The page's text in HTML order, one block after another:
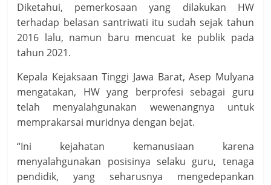
Diketahui, pemerkosaan yang dilakukan HW
terhadap belasan santriwati itu sudah sejak tahun
2016 lalu, namun baru mencuat ke publik pada
tahun 2021.
Kepala Kejaksaan Tinggi Jawa Barat, Asep Mulyana
mengatakan, HW yang berprofesi sebagai guru
telah menyalahgunakan wewenangnya untuk
memprakarsai muridnya dengan bejat.
“Ini kejahatan kemanusiaan karena
menyalahgunakan posisinya selaku guru, tenaga
pendidik, yang seharusnya mengedepankan